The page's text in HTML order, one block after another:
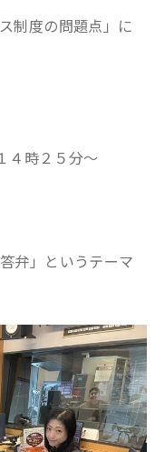
制度の問題点」に
４時２５分～
弁」というテーマ